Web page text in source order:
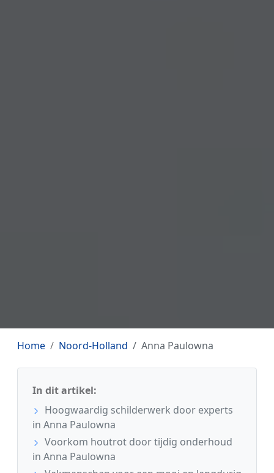
Home Noord-Holland Anna Paulowna
In dit artikel:
Hoogwaardig schilderwerk door experts
in Anna Paulowna
Voorkom houtrot door tijdig onderhoud
in Anna Paulowna